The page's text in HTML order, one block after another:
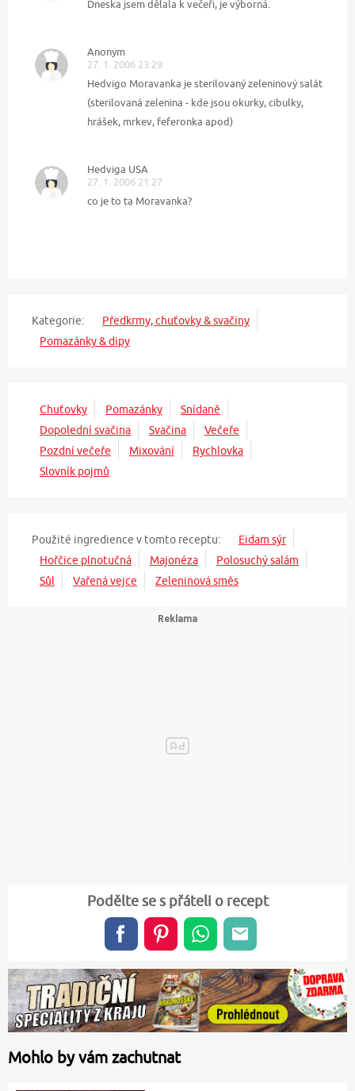
Dneska jsem dělala k večeři, je výborná.
Anonym
27. 1. 2006 23:29
Hedvigo Moravanka je sterilovaný zeleninový salát
(sterilovaná zelenina - kde jsou okurky, cibulky,
hrášek, mrkev, feferonka apod)
Hedviga USA
27. 1. 2006 21:27
co je to ta Moravanka?
Kategorie:
Předkrmy, chuťovky & svačiny
Pomazánky & dipy
Chuťovky Pomazánky
Snídaně
Dopolední svačina
Svačina
Večeře
Pozdní večeře
Mixování
Rychlovka
Slovník pojmů
Použité ingredience v tomto receptu:
Eidam sýr
Hořčice plnotučná
Majonéza
Polosuchý salám
Sůl
Vařená vejce Zeleninová směs
Podělte se s přáteli o recept
Mohlo by vám zachutnat